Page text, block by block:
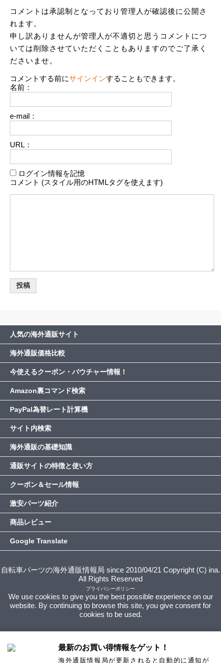
コメントは承認制となっており管理人が確認後に公開さ
れます。
申し訳ありませんが管理人が不適切と思うコメントにつ
いては削除させていただくこともありますのでご了承く
ださいませ。
コメントする前にサインインすることもできます。
名前：
e-mail：
URL：
ログイン情報を記憶
コメント (スタイル用のHTMLタグを使えます)
人気の海外通販サイト
海外通販価格比較
今使えるクーポン・バウチャー情報！
Amazon裏コマンド検索
PayPal為替レート計算機
サイト内検索
海外通販の基礎知識
通販サイトの特徴と使い方
クーポン＆セール情報
激安パーツ紹介
商品レビュー
Google Translate
自転車パーツの海外通販情報局 since 2010/04/21 Copyright (C) ina.
All Rights Reserved
プライバシーポリシー
We use cookies to give you the best possible experience on our
website. By continuing to browse this site, you give consent for
cookies to be used.
最新のお買い得情報をゲット！
海外通販情報局が更新されると自動的に通知が